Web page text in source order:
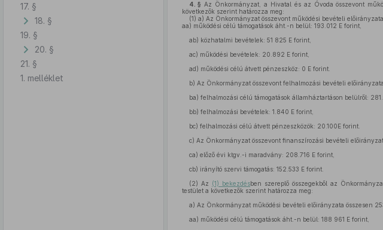
17. §
18. §
19. §
20. §
21. §
1. melléklet
4. § Az Önkormányzat, a Hivatal és az Óvoda összevont
következők szerint határozza meg:
(1) a) Az Önkormányzat összevont működési bevételi
aa) működési célú támogatások áht.-n belül: 193.012 E forint,
ab) közhatalmi bevételek: 51 825 E forint,
ac) működési bevételek: 20.892 E forint,
ad) működési célú átvett pénzeszköz: 0 E forint.
b) Az Önkormányzat összevont felhalmozási bevételi
ba) felhalmozási célú támogatások államháztartáson belülről:
bb) felhalmozási bevételek: 1.840 E forint,
bc) felhalmozási célú átvett pénzeszközök: 20.100E forint.
c) Az Önkormányzat összevont finanszírozási bevételi
ca) előző évi ktgv.-i maradvány: 208.716 E forint,
cb) irányító szervi támogatás: 152.533 E forint.
(2) Az (1) bekezdésben szereplő összegekből az
testület a következők szerint határozza meg:
a) Az Önkormányzat működési bevételi előirányzata összesen
aa) működési célú támogatások áht.-n belül: 188 961 E forint,